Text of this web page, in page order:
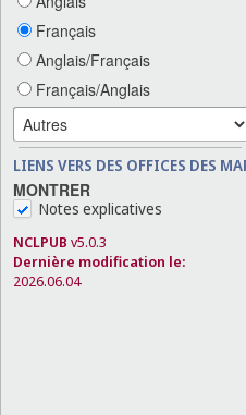
Français
Anglais/Français
Français/Anglais
LIENS VERS DES OFFICES DES
MONTRER
Notes explicatives
NCLPUB v5.0.3
Dernière modification le:
2026.06.04